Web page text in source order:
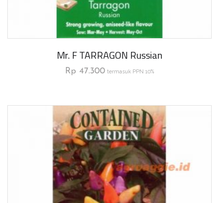
Mr. F TARRAGON Russian
Rp 47.300 termasuk PPN 10%